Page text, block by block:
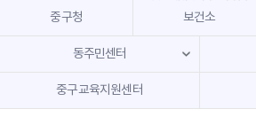
본문 내용 바로가기
주메뉴 바로가기
중구청 보건소
동주민센터
중구교육지원센터